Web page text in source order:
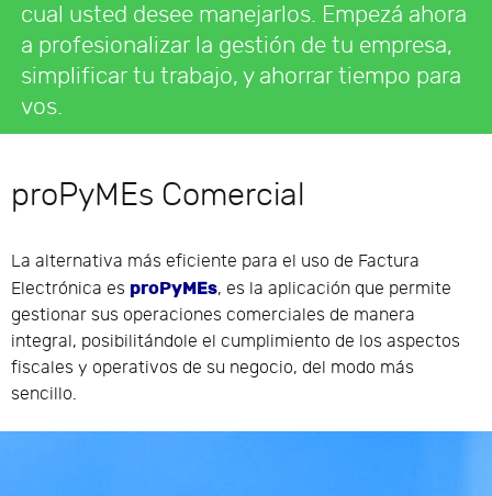
cual usted desee manejarlos. Empezá ahora
a profesionalizar la gestión de tu empresa,
simplificar tu trabajo, y ahorrar tiempo para
vos.
proPyMEs Comercial
La alternativa más eficiente para el uso de Factura
Electrónica es proPyMEs, es la aplicación que permite
gestionar sus operaciones comerciales de manera
integral, posibilitándole el cumplimiento de los aspectos
fiscales y operativos de su negocio, del modo más
sencillo.